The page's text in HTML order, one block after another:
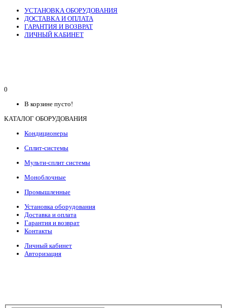
УСТАНОВКА ОБОРУДОВАНИЯ
ДОСТАВКА И ОПЛАТА
ГАРАНТИЯ И ВОЗВРАТ
ЛИЧНЫЙ КАБИНЕТ
0
В корзине пусто!
КАТАЛОГ ОБОРУДОВАНИЯ
Кондиционеры
Сплит-системы
Мульти-сплит системы
Моноблочные
Промышленные
Установка оборудования
Доставка и оплата
Гарантия и возврат
Контакты
Личный кабинет
Авторизация